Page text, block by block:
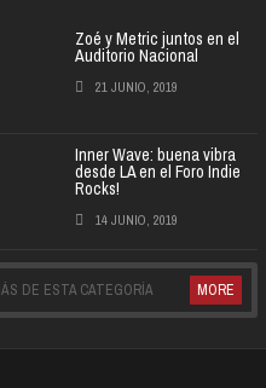
Zoé y Metric juntos en el
Auditorio Nacional
21 JUNIO, 2019
Inner Wave: buena vibra
desde LA en el Foro Indie
Rocks!
14 JUNIO, 2019
DE ESTA CATEGORÍA MORE